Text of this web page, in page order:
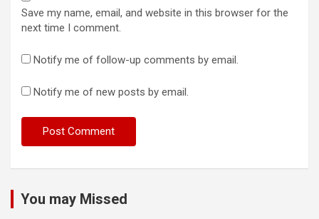
Save my name, email, and website in this browser for the
next time I comment.
Notify me of follow-up comments by email.
Notify me of new posts by email.
You may Missed